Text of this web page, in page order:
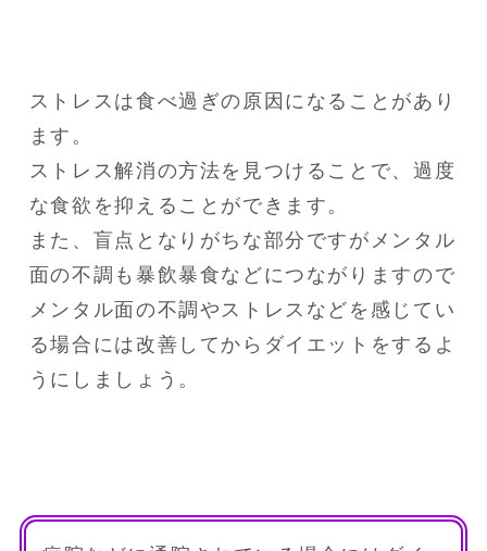
ストレスは食べ過ぎの原因になることがあり
ます。
ストレス解消の方法を見つけることで、過度
な食欲を抑えることができます。
また、盲点となりがちな部分ですがメンタル
面の不調も暴飲暴食などにつながりますので
メンタル面の不調やストレスなどを感じてい
る場合には改善してからダイエットをするよ
うにしましょう。